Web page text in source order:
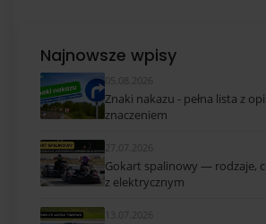
Najnowsze wpisy
05.08.2026
Znaki nakazu - pełna lista z
znaczeniem
27.07.2026
Gokart spalinowy — rodzaje,
z elektrycznym
13.07.2026